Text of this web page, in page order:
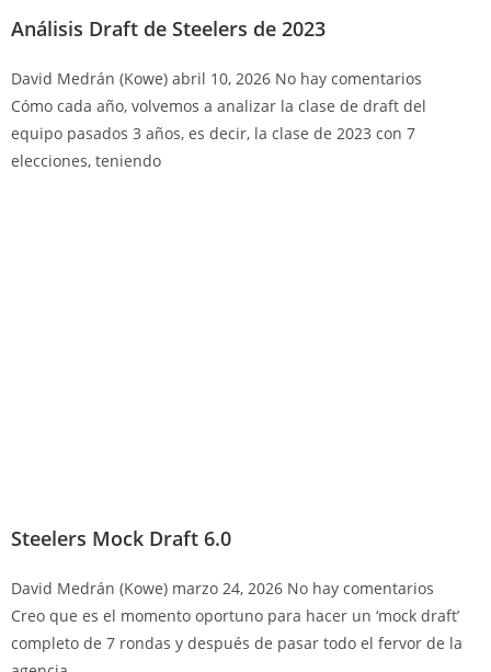
Análisis Draft de Steelers de 2023
David Medrán (Kowe) abril 10, 2026 No hay comentarios
Cómo cada año, volvemos a analizar la clase de draft del
equipo pasados 3 años, es decir, la clase de 2023 con 7
elecciones, teniendo
Steelers Mock Draft 6.0
David Medrán (Kowe) marzo 24, 2026 No hay comentarios
Creo que es el momento oportuno para hacer un ‘mock draft’
completo de 7 rondas y después de pasar todo el fervor de la